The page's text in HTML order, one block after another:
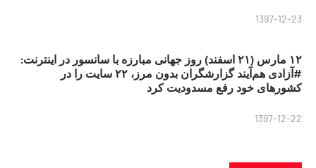
1397-12-23
۱۲ مارس (۲۱ اسفند) روز جهانی مبارزه با سانسور در اینترنت:
#آزادی هم‌آیند گزارشگران‌ بدون مرز، ۲۲ سایت را در
کشورهای خود رفع مسدودیت کرد
1397-12-22